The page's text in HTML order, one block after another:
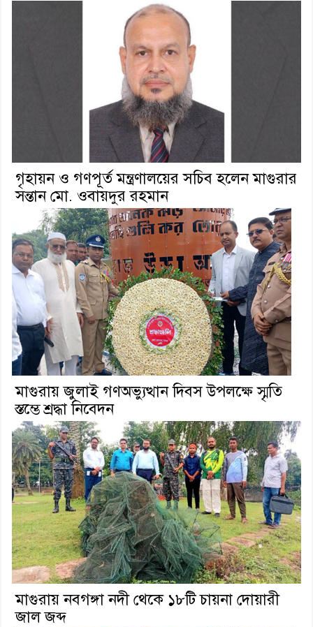
গৃহায়ন ও গণপূর্ত মন্ত্রণালয়ের সচিব হলেন মাগুরার
সন্তান মো. ওবায়দুর রহমান
মাগুরায় জুলাই গণঅভ্যুত্থান দিবস উপলক্ষে স্মৃতি
স্তম্ভে শ্রদ্ধা নিবেদন
মাগুরায় নবগঙ্গা নদী থেকে ১৮টি চায়না দোয়ারী
জাল জব্দ